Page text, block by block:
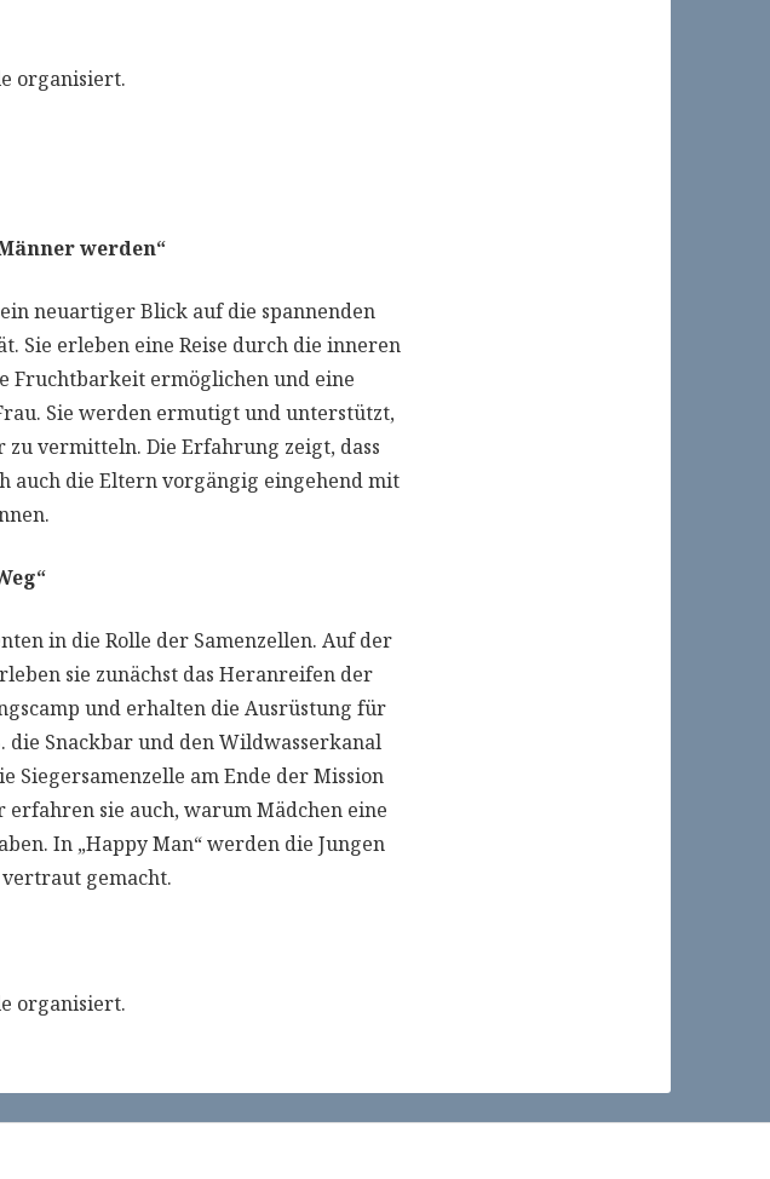
organisiert.
werden“
neuartiger Blick auf die spannenden
Sie erleben eine Reise durch die inneren
Fruchtbarkeit ermöglichen und eine
Sie werden ermutigt und unterstützt,
vermitteln. Die Erfahrung zeigt, dass
auch die Eltern vorgängig eingehend mit
in die Rolle der Samenzellen. Auf der
sie zunächst das Heranreifen der
und erhalten die Ausrüstung für
Snackbar und den Wildwasserkanal
Siegersamenzelle am Ende der Mission
sie auch, warum Mädchen eine
In „Happy Man“ werden die Jungen
gemacht.
organisiert.